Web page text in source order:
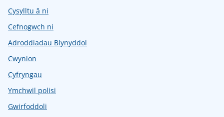
Cysylltu â ni
Cefnogwch ni
Adroddiadau Blynyddol
Cwynion
Cyfryngau
Ymchwil polisi
Gwirfoddoli